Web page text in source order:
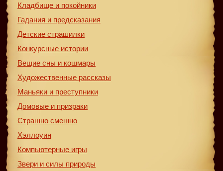
Кладбище и покойники
Гадания и предсказания
Детские страшилки
Конкурсные истории
Вещие сны и кошмары
Художественные рассказы
Маньяки и преступники
Домовые и призраки
Страшно смешно
Хэллоуин
Компьютерные игры
Звери и силы природы